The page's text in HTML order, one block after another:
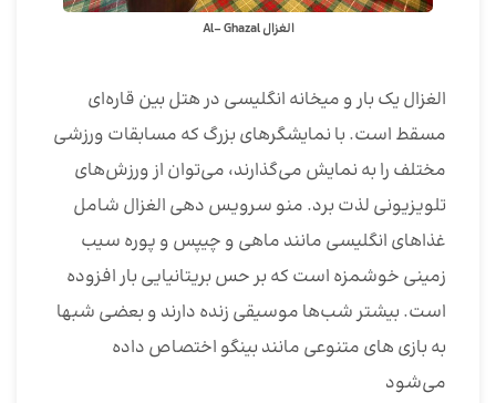
الغزال Al- Ghazal
الغزال یک بار و میخانه انگلیسی در هتل بین قاره‌ای
مسقط است. با نمایشگرهای بزرگ که مسابقات ورزشی
مختلف را به نمایش می‌گذارند، می‌توان از ورزش‌های
تلویزیونی لذت برد. منو سرویس دهی الغزال شامل
غذاهای انگلیسی مانند ماهی و چیپس و پوره سیب
زمینی خوشمزه است که بر حس بریتانیایی بار افزوده
است. بیشتر شب‌ها موسیقی زنده دارند و بعضی شبها
به بازی های متنوعی مانند بینگو اختصاص داده
می‌شود